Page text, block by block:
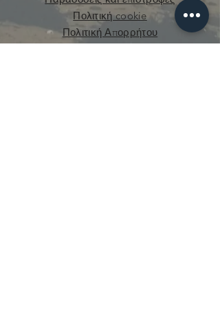
Πολιτική cookie
Πολιτική Απορρήτου